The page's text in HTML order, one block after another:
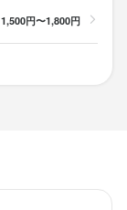
1,500円〜1,800円